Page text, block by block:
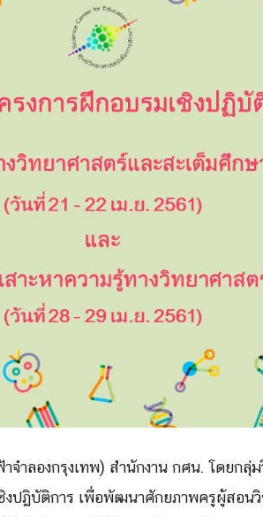
จำลองกรุงเทพ) สำนักงาน กศน. โดยกลุ่
ปฏิบัติการ เพื่อพัฒนาศักยภาพครูผู้สอน